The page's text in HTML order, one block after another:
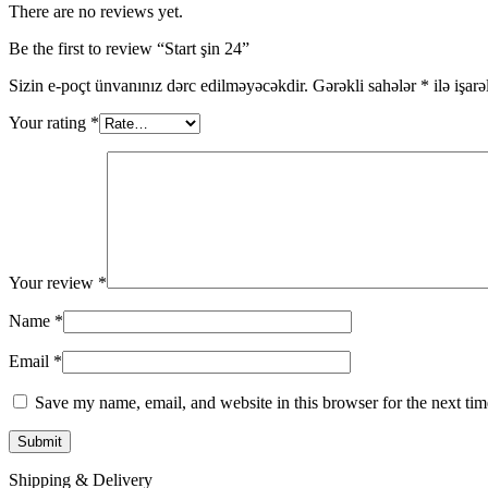
There are no reviews yet.
Be the first to review “Start şin 24”
Sizin e-poçt ünvanınız dərc edilməyəcəkdir. Gərəkli sahələr * ilə
Your rating *
Your review *
Name *
Email *
Save my name, email, and website in this browser for the next
Shipping & Delivery